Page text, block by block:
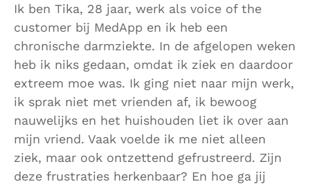
Ik ben Tika, 28 jaar, werk als voice of the
customer bij MedApp en ik heb een
chronische darmziekte. In de afgelopen weken
heb ik niks gedaan, omdat ik ziek en daardoor
extreem moe was. Ik ging niet naar mijn werk,
ik sprak niet met vrienden af, ik bewoog
nauwelijks en het huishouden liet ik over aan
mijn vriend. Vaak voelde ik me niet alleen
ziek, maar ook ontzettend gefrustreerd. Zijn
deze frustraties herkenbaar? En hoe ga jij